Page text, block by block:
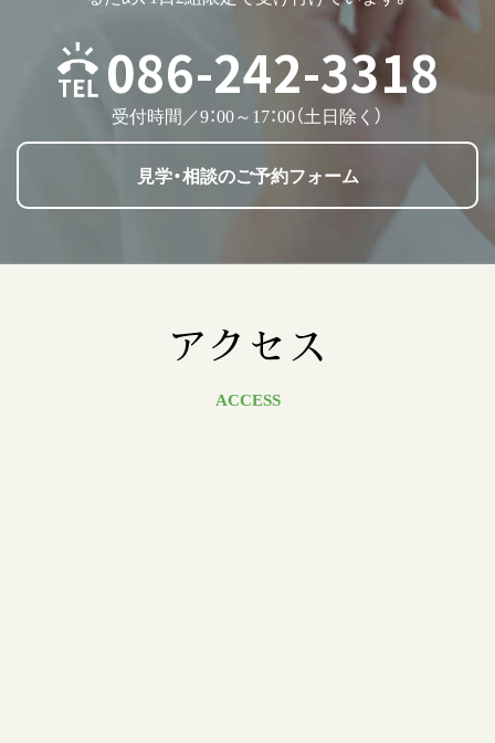
086-242-3318
受付時間／9：00～17：00（土日除く）
見学・相談のご予約フォーム
アクセス
ACCESS